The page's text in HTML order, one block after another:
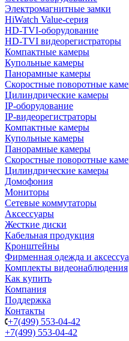
Электромагнитные замки
HiWatch Value-серия
HD-TVI-оборудование
HD-TVI видеорегистраторы
Компактные камеры
Купольные камеры
Панорамные камеры
Скоростные поворотные
Цилиндрические камеры
IP-оборудование
IP-видеорегистраторы
Компактные камеры
Купольные камеры
Панорамные камеры
Скоростные поворотные
Цилиндрические камеры
Домофония
Мониторы
Сетевые коммутаторы
Аксессуары
Жесткие диски
Кабельная продукция
Кронштейны
Фирменная одежда и
Комплекты видеонаблюдения
Как купить
Компания
Поддержка
Контакты
+7(499) 553-04-42
+7(499) 553-04-42